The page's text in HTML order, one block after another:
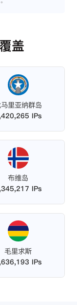
盖
里亚纳群岛
IPs
布维岛
IPs
毛里求斯
IPs